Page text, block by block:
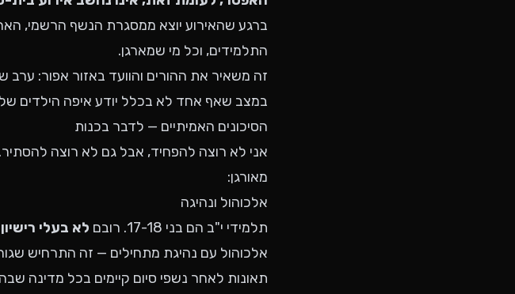
ברגע שהאירוע יוצא ממסגרת הנשף הרשמי,
התלמידים, וכל מי שמארגן.
במצב שאף אחד לא בכלל יודע איפה הילדים
הסיכונים האמיתיים — לדבר בכנות
אני לא רוצה להפחיד, אבל גם לא רוצה
מאורגן:
אלכוהול ונהיגה
תלמידי י"ב הם בני 17-18. רובם
לא בעלי
אלכוהול עם נהיגת מתחילים — זה התרחיש
תאונות לאחר נשפי סיום קיימים בכל מדינה